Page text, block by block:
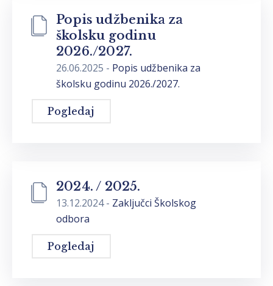
Popis udžbenika za
školsku godinu
2026./2027.
26.06.2025 - Popis udžbenika za
školsku godinu 2026./2027.
Pogledaj
2024. / 2025.
13.12.2024- Zaključci Školskog
odbora
Pogledaj